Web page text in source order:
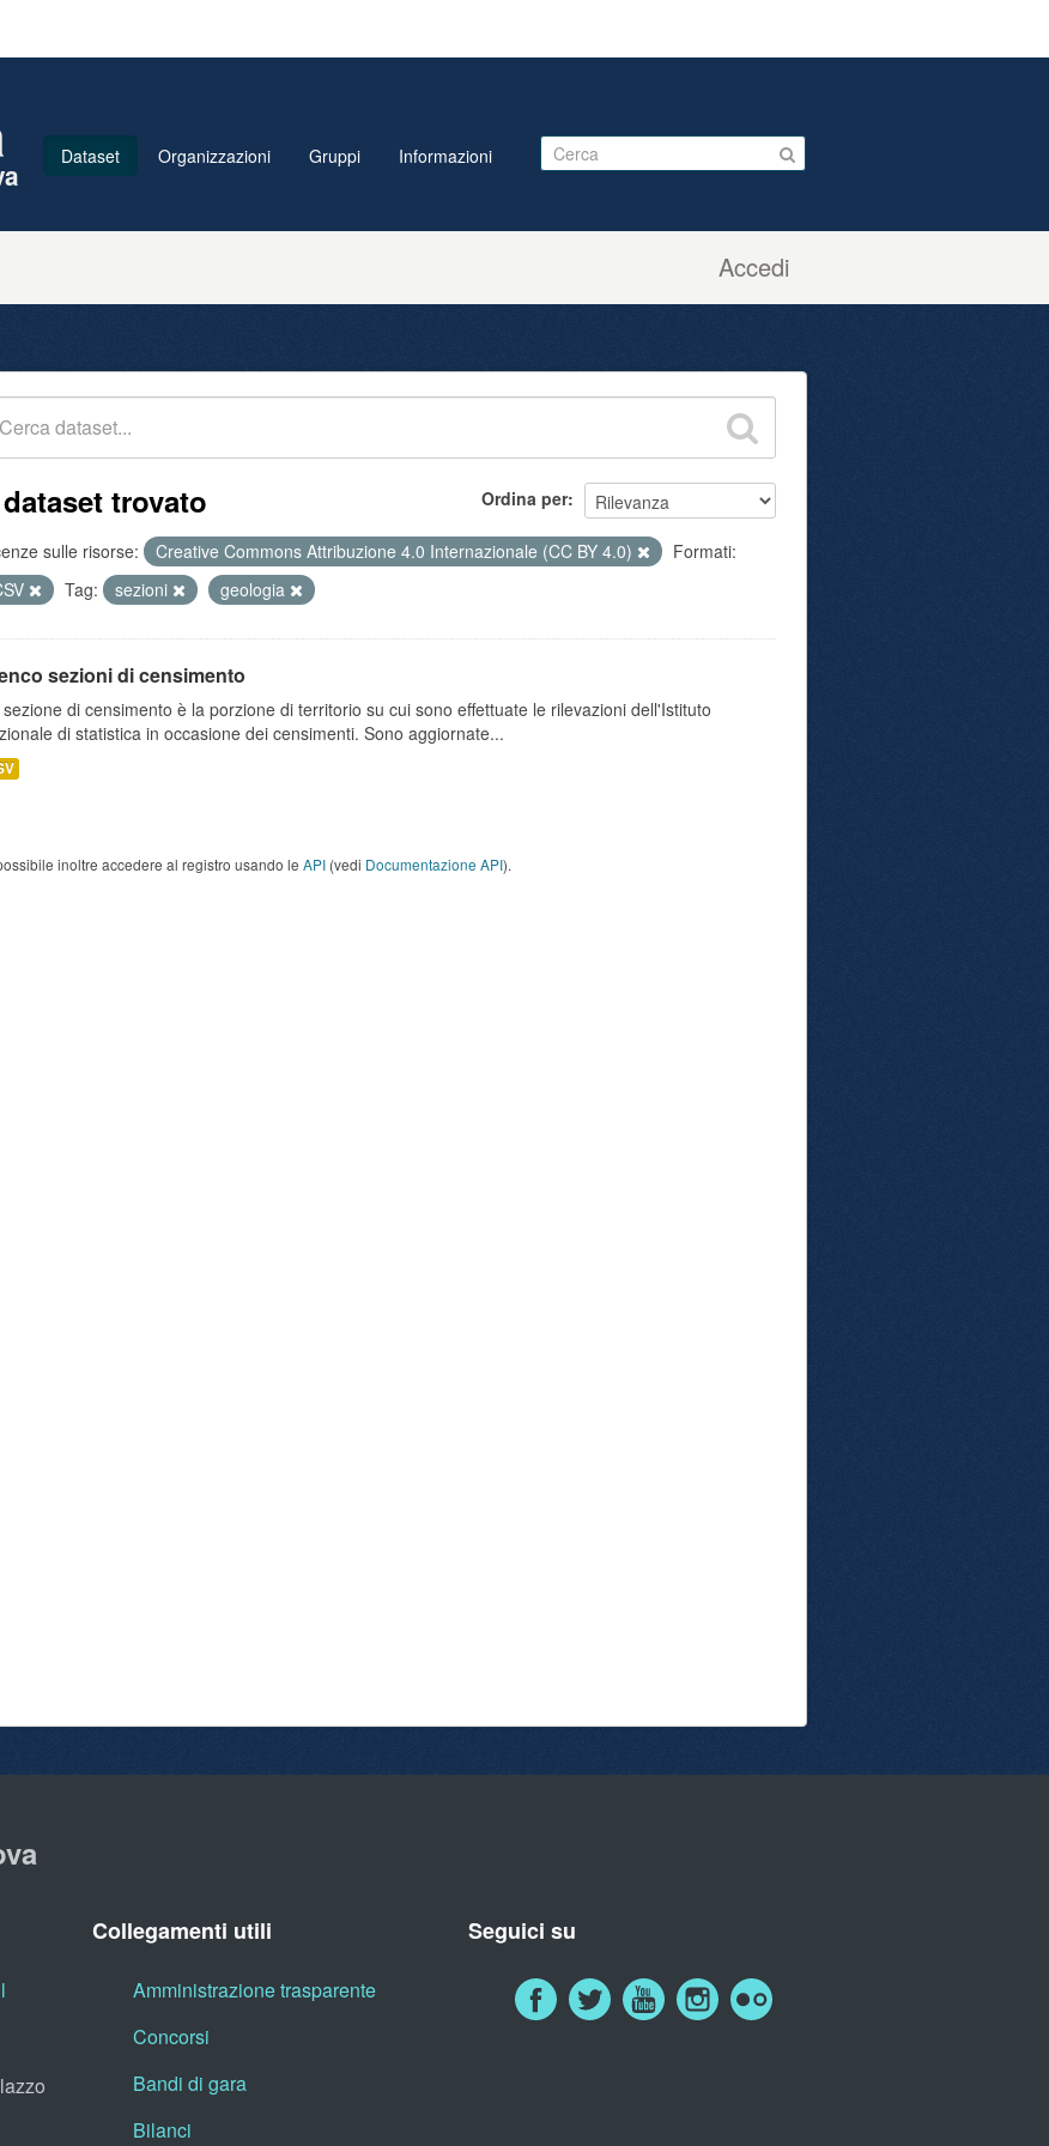
Accedi
Dataset Organizzazioni Gruppi Informazioni
Ordina per
trovato
sulle risorse: Creative Commons Attribuzione 4.0 Internazionale (CC BY 4.0)
Formati:
Tag: sezioni geologia
sezioni di censimento
sezione di censimento è la porzione di territorio su cui sono effettuate le rilevazioni dell'Istituto
di statistica in occasione dei censimenti. Sono aggiornate...
inoltre accedere al registro usando le API (vedi Documentazione API).
Collegamenti utili
Amministrazione trasparente
Concorsi
Bandi di gara
Bilanci
Seguici su